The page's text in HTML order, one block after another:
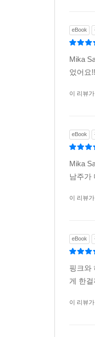
eBook
Mika
었어요
이 리뷰
eBook
Mika
남주가
이 리뷰
eBook
핑크와
게 한
이 리뷰